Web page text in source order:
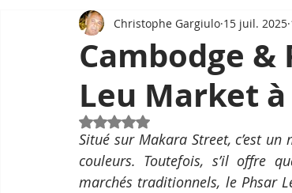
Cambodge
Leu Market
Christophe Gargiulo 15 juil. 2025
Noté NaN étoiles sur 5.
Situé sur Makara Street, c’est
couleurs. Toutefois, s’il offre
marchés traditionnels, le Phsar